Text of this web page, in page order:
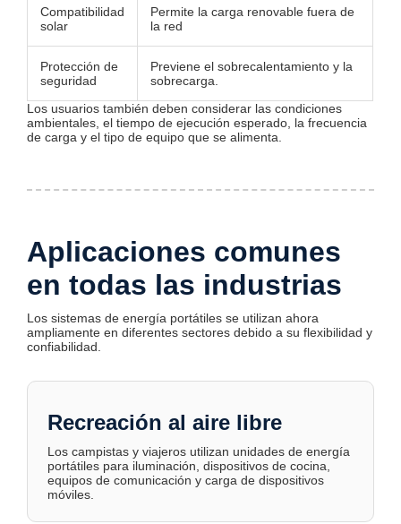
Compatibilidad
solar
Permite la carga renovable fuera de
la red
Protección de
seguridad
Previene el sobrecalentamiento y la
sobrecarga.
Los usuarios también deben considerar las condiciones
ambientales, el tiempo de ejecución esperado, la frecuencia
de carga y el tipo de equipo que se alimenta.
Aplicaciones comunes
en todas las industrias
Los sistemas de energía portátiles se utilizan ahora
ampliamente en diferentes sectores debido a su flexibilidad y
confiabilidad.
Recreación al aire libre
Los campistas y viajeros utilizan unidades de energía
portátiles para iluminación, dispositivos de cocina,
equipos de comunicación y carga de dispositivos
móviles.